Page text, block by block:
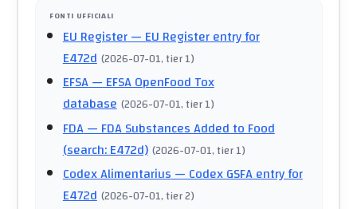
FONTI UFFICIALI
EU Register— EU Register entry for
E472d (2026-07-01, tier 1)
EFSA— EFSA OpenFood Tox
database (2026-07-01, tier 1)
FDA— FDA Substances Added to Food
(search: E472d) (2026-07-01, tier 1)
Codex Alimentarius— Codex GSFA entry for
E472d (2026-07-01, tier 2)